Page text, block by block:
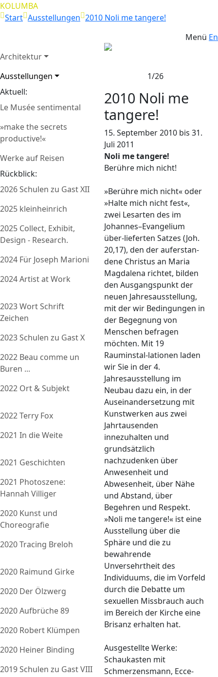
KOLUMBA
Start Ausstellungen 2010 Noli me tangere!
Menü En
Architektur
Ausstellungen
Aktuell:
Le Musée sentimental
»make the secrets
productive!«
Werke auf Reisen
Rückblick:
2026 Schulen zu Gast XII
2025 kleinheinrich
2025 Collect, Exhibit,
Design - Research.
2024 Für Joseph Marioni
2024 Artist at Work
2023 Wort Schrift
Zeichen
2023 Schulen zu Gast X
2022 Beau comme un
Buren ...
2022 Ort & Subjekt
2022 Terry Fox
2021 In die Weite
2021 Geschichten
2021 Photoszene:
Hannah Villiger
2020 Kunst und
Choreografie
2020 Tracing Breloh
2020 Raimund Girke
2020 Der Ölzwerg
2020 Aufbrüche 89
2020 Robert Klümpen
2020 Heiner Binding
2019 Schulen zu Gast VIII
1/26
2010 Noli me
tangere!
15. September 2010 bis 31.
Juli 2011
Noli me tangere!
Berühre mich nicht!
»Berühre mich nicht« oder
»Halte mich nicht fest«,
zwei Lesarten des im
Johannes–Evangelium
über-lieferten Satzes (Joh.
20,17), den der auferstan-
dene Christus an Maria
Magdalena richtet, bilden
den Ausgangspunkt der
neuen Jahresausstellung,
mit der wir Bedingungen in
der Begegnung von
Menschen befragen
möchten. Mit 19
Rauminstal-lationen laden
wir Sie in der 4.
Jahresausstellung im
Neubau dazu ein, in der
Auseinandersetzung mit
Kunstwerken aus zwei
Jahrtausenden
innezuhalten und
grundsätzlich
nachzudenken über
Anwesenheit und
Abwesenheit, über Nähe
und Abstand, über
Begehren und Respekt.
»Noli me tangere!« ist eine
Ausstellung über die
Sphäre und die zu
bewahrende
Unversehrtheit des
Individuums, die im Vorfeld
durch die Debatte um
sexuellen Missbrauch auch
im Bereich der Kirche eine
Brisanz erhalten hat.
Ausgestellte Werke:
Schaukasten mit
Schmerzensmann, Ecce-